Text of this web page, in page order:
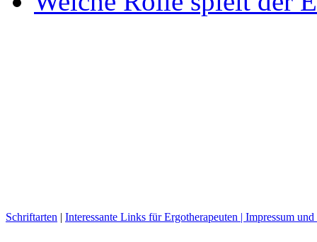
Schriftarten | Interessante Links für Ergotherapeuten | Impressum